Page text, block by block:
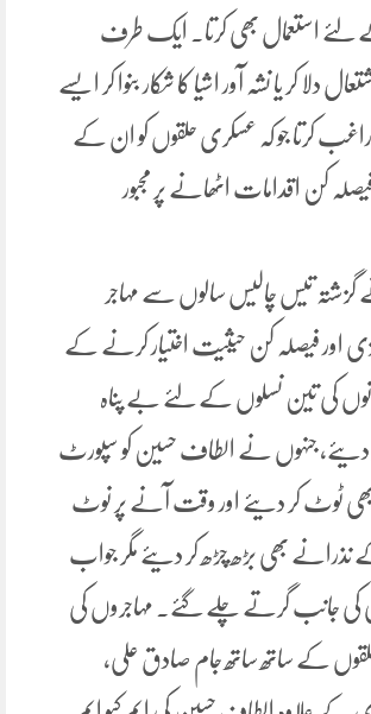
لئے استعمال بھی کرتا۔ ایک طرف
دلا کر یا نشہ آور اشیا کا شکار بنوا کر ایسے
کرتا جو کہ عسکری حلقوں کو ان کے
کن اقدامات اٹھانے پر مجبور
تیس چالیس سالوں سے مہاجر
اور فیصلہ کن حیثیت اختیار کرنے کے
کی تین نسلوں کے لئے بے پناہ
جنہوں نے الطاف حسین کو سپورٹ
ٹوٹ کر دیئے اور وقت آنے پر نوٹ
نذرانے بھی بڑھ چڑھ کر دیئے مگر جواب
کی جانب گرتے چلے گئے۔ مہاجروں کی
کے ساتھ ساتھ جام صادق علی،